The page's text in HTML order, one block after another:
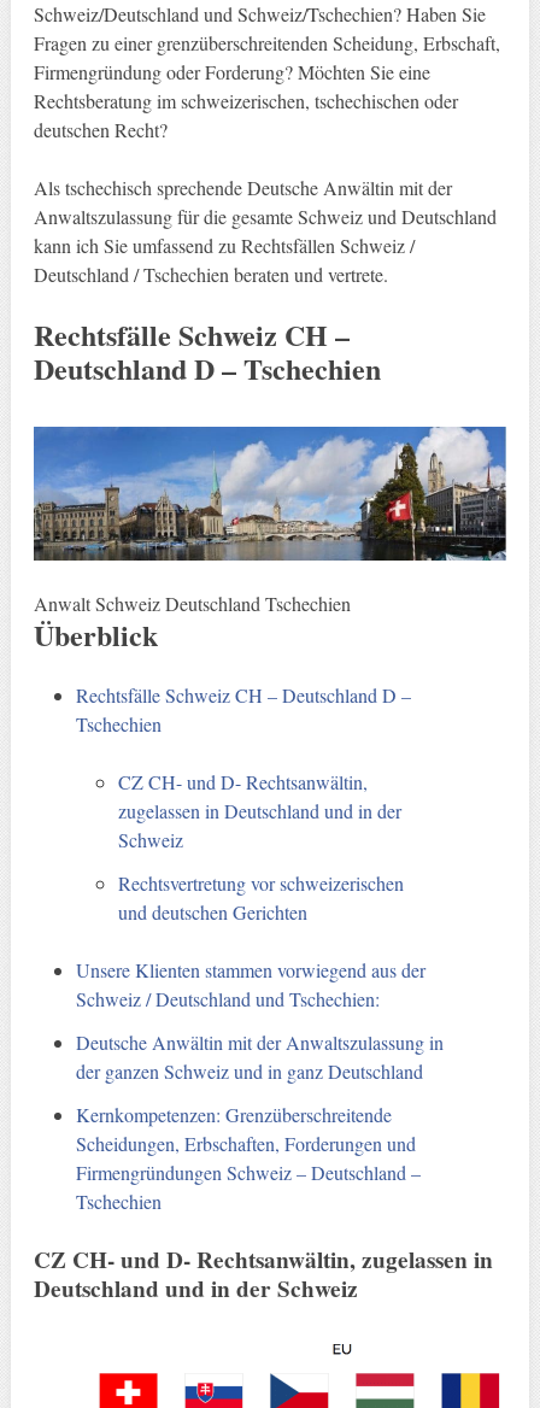
Schweiz/Deutschland und Schweiz/Tschechien? Haben Sie
Fragen zu einer grenzüberschreitenden Scheidung, Erbschaft,
Firmengründung oder Forderung? Möchten Sie eine
Rechtsberatung im schweizerischen, tschechischen oder
deutschen Recht?
Als tschechisch sprechende Deutsche Anwältin mit der
Anwaltszulassung für die gesamte Schweiz und Deutschland
kann ich Sie umfassend zu Rechtsfällen Schweiz /
Deutschland / Tschechien beraten und vertrete.
Rechtsfälle Schweiz CH –
Deutschland D – Tschechien
Anwalt Schweiz Deutschland Tschechien
Überblick
Rechtsfälle Schweiz CH – Deutschland D –
Tschechien
CZ CH- und D- Rechtsanwältin,
zugelassen in Deutschland und in der
Schweiz
Rechtsvertretung vor schweizerischen
und deutschen Gerichten
Unsere Klienten stammen vorwiegend aus der
Schweiz / Deutschland und Tschechien:
Deutsche Anwältin mit der Anwaltszulassung in
der ganzen Schweiz und in ganz Deutschland
Kernkompetenzen: Grenzüberschreitende
Scheidungen, Erbschaften, Forderungen und
Firmengründungen Schweiz – Deutschland –
Tschechien
CZ CH- und D- Rechtsanwältin, zugelassen in
Deutschland und in der Schweiz